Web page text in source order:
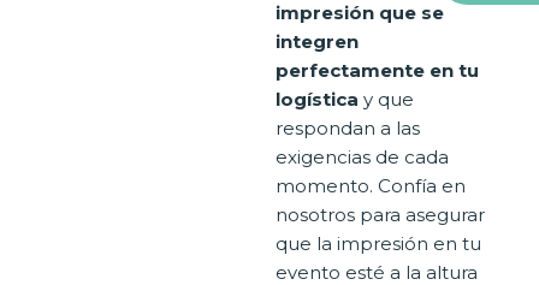
impresión que se
integren
perfectamente en tu
logísticay que
respondan a las
exigencias de cada
momento. Confía en
nosotros para asegurar
que la impresión en tu
evento esté a la altura